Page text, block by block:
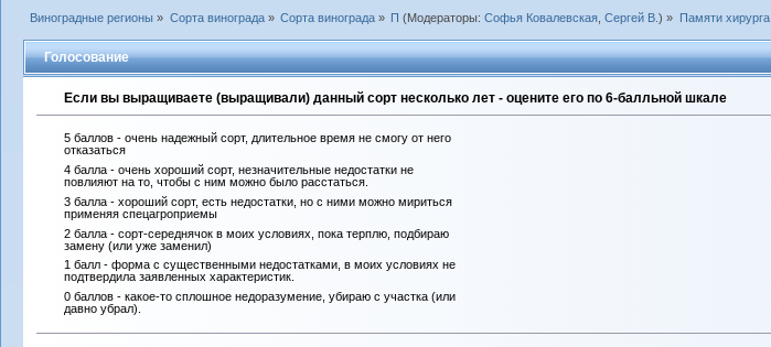
Виноградные регионы » Сорта винограда» Сорта винограда» П (Модераторы:Софья Ковалевская,Сергей В.) » Памяти хирурга
Голосование
Если вы выращиваете (выращивали) данный сорт несколько лет - оцените его по 6-балльной шкале
5 баллов - очень надежный сорт, длительное время не смогу от него
отказаться
4 балла - очень хороший сорт, незначительные недостатки не
повлияют на то, чтобы с ним можно было расстаться.
3 балла - хороший сорт, есть недостатки, но с ними можно мириться
применяя спецагроприемы
2 балла - сорт-середнячок в моих условиях, пока терплю, подбираю
замену (или уже заменил)
1 балл - форма с существенными недостатками, в моих условиях не
подтвердила заявленных характеристик.
0 баллов - какое-то сплошное недоразумение, убираю с участка (или
давно убрал).